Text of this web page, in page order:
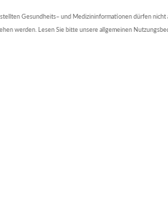
Gesundheits– und Medizininformationen dürfen nicht
werden. Lesen Sie bitte unsere allgemeinen